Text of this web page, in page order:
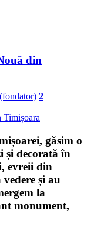
din
2
găsim o
și decorată în
evreii din
și au
la
monument,